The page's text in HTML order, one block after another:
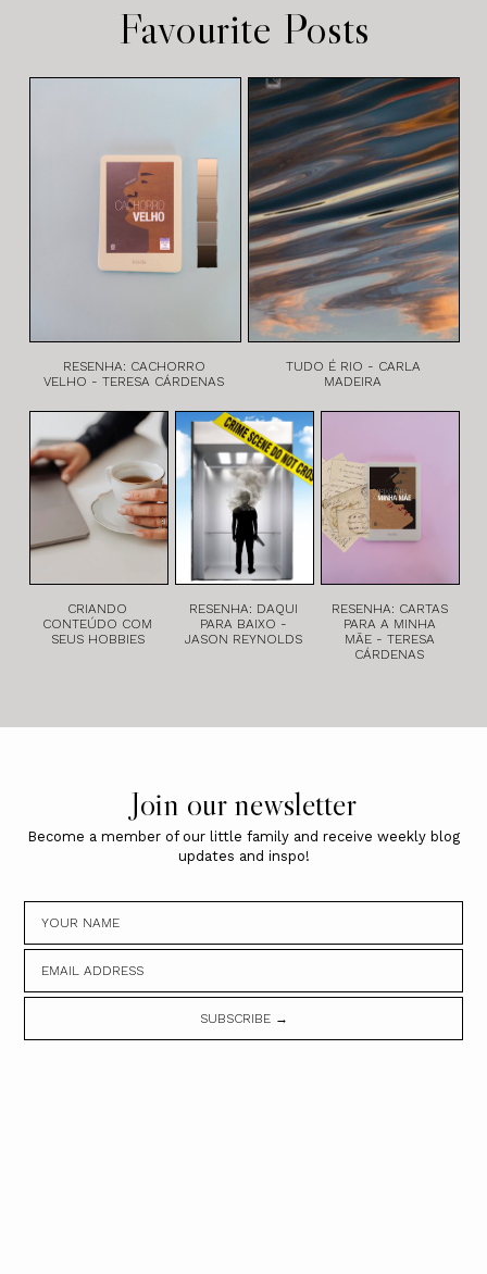
Favourite Posts
RESENHA: CACHORRO
VELHO - TERESA CÁRDENAS
TUDO É RIO - CARLA
MADEIRA
CRIANDO
CONTEÚDO COM
SEUS HOBBIES
RESENHA: DAQUI
PARA BAIXO -
JASON REYNOLDS
RESENHA: CARTAS
PARA A MINHA
MÃE - TERESA
CÁRDENAS
Join our newsletter
Become a member of our little family and receive weekly blog
updates and inspo!